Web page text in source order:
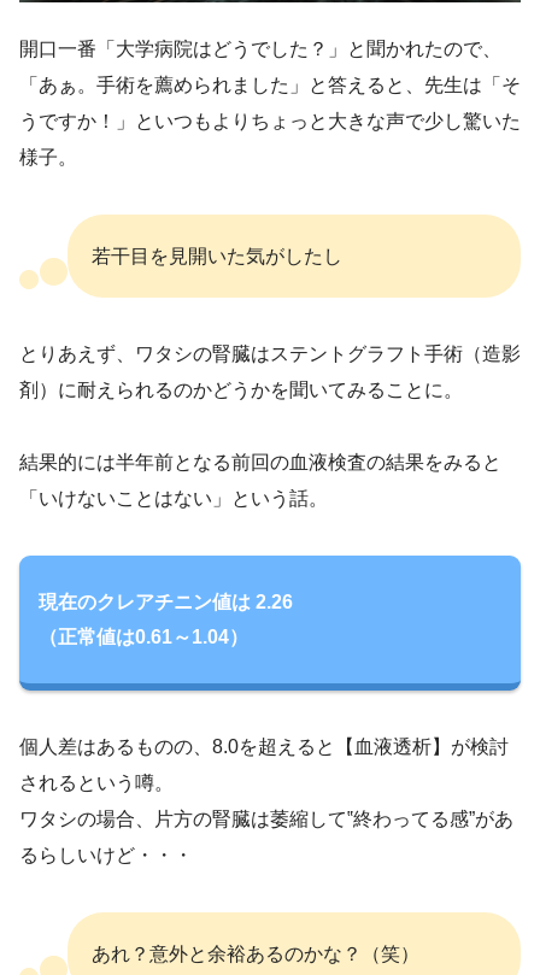
開口一番「大学病院はどうでした？」と聞かれたので、
「あぁ。手術を薦められました」と答えると、先生は「そ
うですか！」といつもよりちょっと大きな声で少し驚いた
様子。
若干目を見開いた気がしたし
とりあえず、ワタシの腎臓はステントグラフト手術（造影
剤）に耐えられるのかどうかを聞いてみることに。
結果的には半年前となる前回の血液検査の結果をみると
「いけないことはない」という話。
現在のクレアチニン値は 2.26
（正常値は0.61～1.04）
個人差はあるものの、8.0を超えると【血液透析】が検討
されるという噂。
ワタシの場合、片方の腎臓は萎縮して‟終わってる感”があ
るらしいけど・・・
あれ？意外と余裕あるのかな？（笑）